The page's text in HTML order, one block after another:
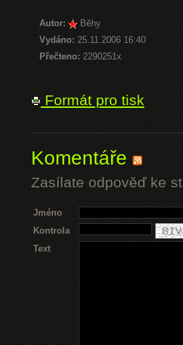
Autor:
Běhy
Vydáno: 25.11.2006 16:40
Přečteno: 2290251x
Formát pro tisk
Komentáře
Zasílate odpověď ke
Jméno
Kontrola
Text